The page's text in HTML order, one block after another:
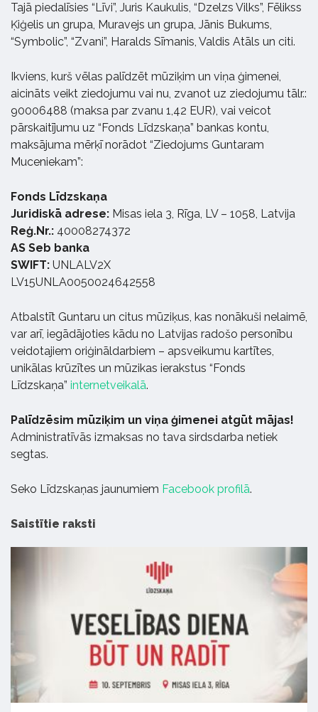
Tajā piedalīsies “Līvi”, Juris Kaukulis, “Dzelzs Vilks”, Fēlikss
Ķiģelis un grupa, Muravejs un grupa, Jānis Bukums,
“Symbolic”, “Zvani”, Haralds Sīmanis, Valdis Atāls un citi.
Ikviens, kurš vēlas palīdzēt mūziķim un viņa ģimenei,
aicināts veikt ziedojumu vai nu, zvanot uz ziedojumu tālr.:
90006488 (maksa par zvanu 1,42 EUR), vai veicot
pārskaitījumu uz “Fonds Līdzskaņa” bankas kontu,
maksājuma mērķī norādot “Ziedojums Guntaram
Muceniekam”:
Fonds Līdzskaņa
Juridiskā adrese: Misas iela 3, Rīga, LV – 1058, Latvija
Reģ.Nr.: 40008274372
AS Seb banka
SWIFT: UNLALV2X
LV15UNLA0050024642558
Atbalstīt Guntaru un citus mūziķus, kas nonākuši nelaimē,
var arī, iegādājoties kādu no Latvijas radošo personību
veidotajiem oriģināldarbiem – apsveikumu kartītes,
unikālas krūzītes un mūzikas ierakstus “Fonds
Līdzskaņa” internetveikalā.
Palīdzēsim mūziķim un viņa ģimenei atgūt mājas!
Administratīvās izmaksas no tava sirdsdarba netiek
segtas.
Seko Līdzskaņas jaunumiem Facebook profilā.
Saistītie raksti